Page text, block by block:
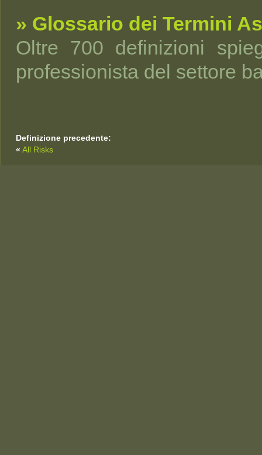
» Glossario dei Termini
Oltre 700 definizioni
professionista del settore
Definizione precedente:
« All Risks